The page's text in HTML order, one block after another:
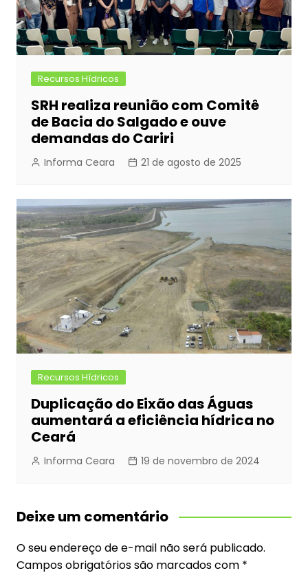
Recursos Hídricos
SRH realiza reunião com Comitê
de Bacia do Salgado e ouve
demandas do Cariri
Informa Ceara 21 de agosto de 2025
Recursos Hídricos
Duplicação do Eixão das Águas
aumentará a eficiência hídrica no
Ceará
Informa Ceara 19 de novembro de 2024
Deixe um comentário
O seu endereço de e-mail não será publicado.
Campos obrigatórios são marcados com *